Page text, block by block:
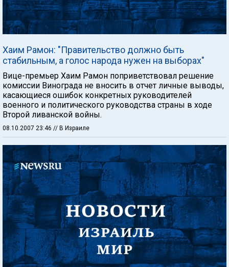
Хаим Рамон: "Правительство должно быть
стабильным, а голос народа нужен на выборах"
Вице-премьер Хаим Рамон поприветствовал решение
комиссии Винограда не вносить в отчет личные выводы,
касающиеся ошибок конкретных руководителей
военного и политического руководства страны в ходе
Второй ливанской войны.
08.10.2007 23:46 // В Израиле